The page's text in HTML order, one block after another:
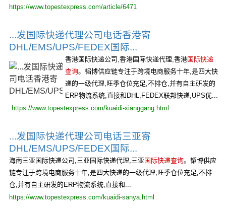
https://www.topestexpress.com/article/6471
...发国际快递代理公司电话香港寄
DHL/EMS/UPS/FEDEX国际...
香港国际快递公司,香港国际快递代理,香港国际快递
查询。韬博供应链专注于跨境电商服务十年,是四大快
递的一级代理,旺季仓位充足,不排仓,并有自主研发的
ERP物流系统,直接和DHL,FEDEX联邦快递,UPS优...
https://www.topestexpress.com/kuaidi-xianggang.html
...发国际快递代理公司电话三亚寄
DHL/EMS/UPS/FEDEX国际...
海南三亚国际快递公司,三亚国际快递代理,三亚国际快递查询。韬博供应
链专注于跨境电商服务十年,是四大快递的一级代理,旺季仓位充足,不排
仓,并有自主研发的ERP物流系统,直接和...
https://www.topestexpress.com/kuaidi-sanya.html